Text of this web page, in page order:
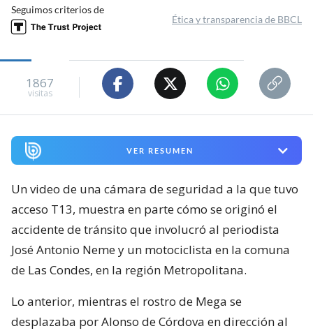
Seguimos criterios de
Ética y transparencia de BBCL
1867
visitas
VER RESUMEN
Un video de una cámara de seguridad a la que tuvo
acceso T13, muestra en parte cómo se originó el
accidente de tránsito que involucró al periodista
José Antonio Neme y un motociclista en la comuna
de Las Condes, en la región Metropolitana.
Lo anterior, mientras el rostro de Mega se
desplazaba por Alonso de Córdova en dirección al